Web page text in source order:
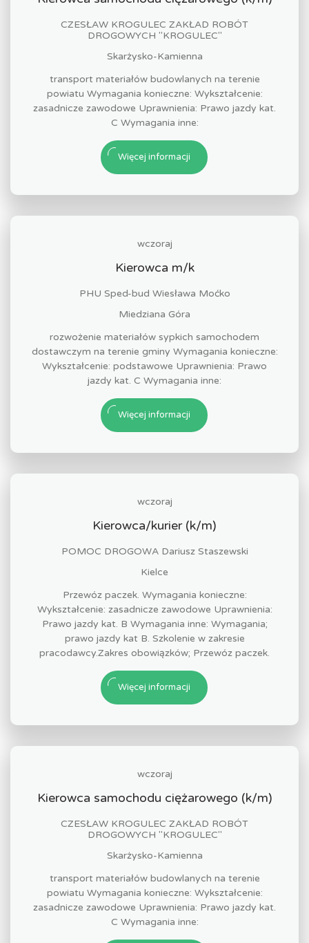
CZESŁAW KROGULEC ZAKŁAD ROBÓT
DROGOWYCH "KROGULEC"
Skarżysko-Kamienna
transport materiałów budowlanych na terenie
powiatu Wymagania konieczne: Wykształcenie:
zasadnicze zawodowe Uprawnienia: Prawo jazdy kat.
C Wymagania inne:
Więcej informacji
wczoraj
Kierowca m/k
PHU Sped-bud Wiesława Moćko
Miedziana Góra
rozwożenie materiałów sypkich samochodem
dostawczym na terenie gminy Wymagania konieczne:
Wykształcenie: podstawowe Uprawnienia: Prawo
jazdy kat. C Wymagania inne:
Więcej informacji
wczoraj
Kierowca/kurier (k/m)
POMOC DROGOWA Dariusz Staszewski
Kielce
Przewóz paczek. Wymagania konieczne:
Wykształcenie: zasadnicze zawodowe Uprawnienia:
Prawo jazdy kat. B Wymagania inne: Wymagania;
prawo jazdy kat B. Szkolenie w zakresie
pracodawcy.Zakres obowiązków; Przewóz paczek.
Więcej informacji
wczoraj
Kierowca samochodu ciężarowego (k/m)
CZESŁAW KROGULEC ZAKŁAD ROBÓT
DROGOWYCH "KROGULEC"
Skarżysko-Kamienna
transport materiałów budowlanych na terenie
powiatu Wymagania konieczne: Wykształcenie:
zasadnicze zawodowe Uprawnienia: Prawo jazdy kat.
C Wymagania inne: